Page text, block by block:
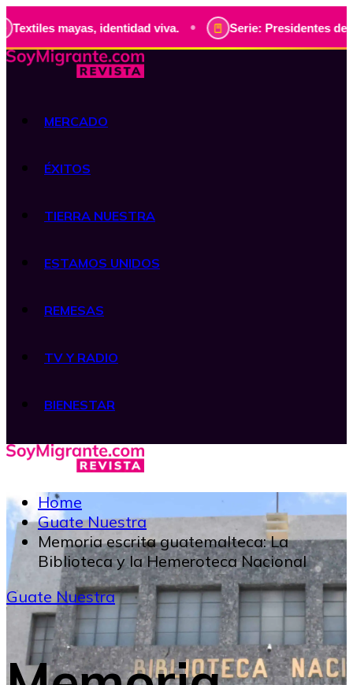
identidad viva. • Serie: Presidentes de
MERCADO
ÉXITOS
TIERRA NUESTRA
ESTAMOS UNIDOS
REMESAS
TV Y RADIO
BIENESTAR
Home
Guate Nuestra
Memoria escrita guatemalteca: La
Biblioteca y la Hemeroteca Nacional
Guate Nuestra